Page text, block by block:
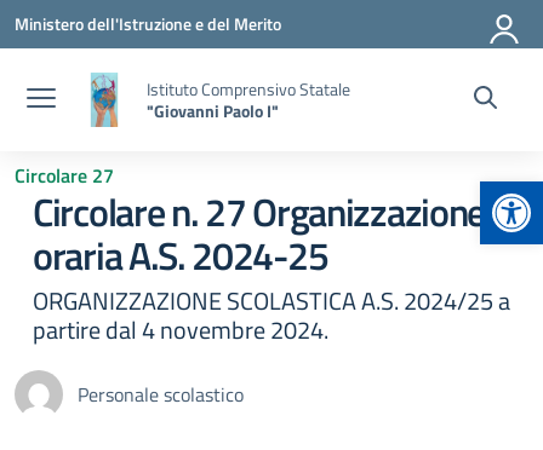
Vai ai contenuti
Vai al menu di navigazione
Vai al footer
Ministero dell'Istruzione e del Merito
Istituto Comprensivo Statale
"Giovanni Paolo I"
Circolare 27
Circolare n. 27 Organizzazione
oraria A.S. 2024-25
ORGANIZZAZIONE SCOLASTICA A.S. 2024/25 a
partire dal 4 novembre 2024.
Personale scolastico